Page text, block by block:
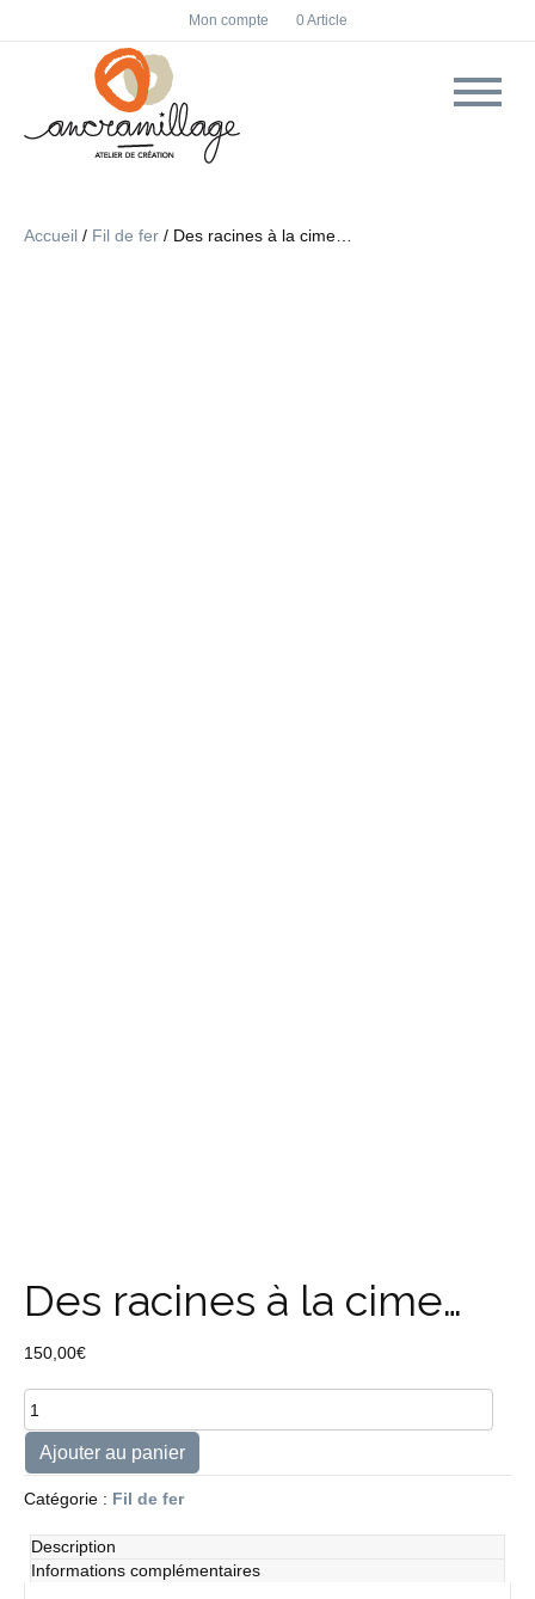
F
a
c
I
n
s
Mon compte 0 Article
Accueil / Fil de fer / Des racines à la cime…
Des racines à la cime…
150,00€
quantité
de
Des
racines
à
cime...
Ajouter au panier
Catégorie : Fil de fer
Description
Informations complémentaires